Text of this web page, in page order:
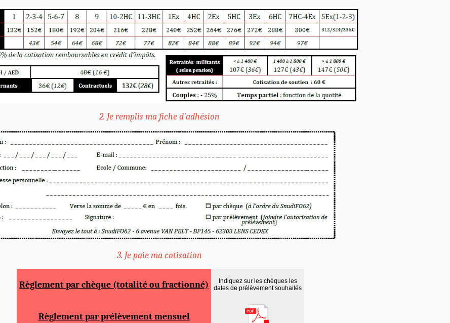
2. Je remplis ma fiche d'adhésion
3. Je paie ma cotisation
Règlement par chèque (totalité ou fractionné)
Indiquez sur les chèques les
dates de prélèvement souhaités
Règlement par prélèvement mensuel